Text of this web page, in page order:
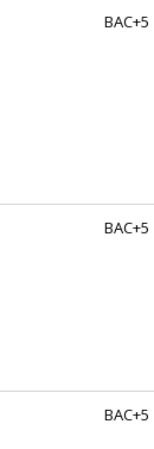
BAC+5
BAC+5
BAC+5